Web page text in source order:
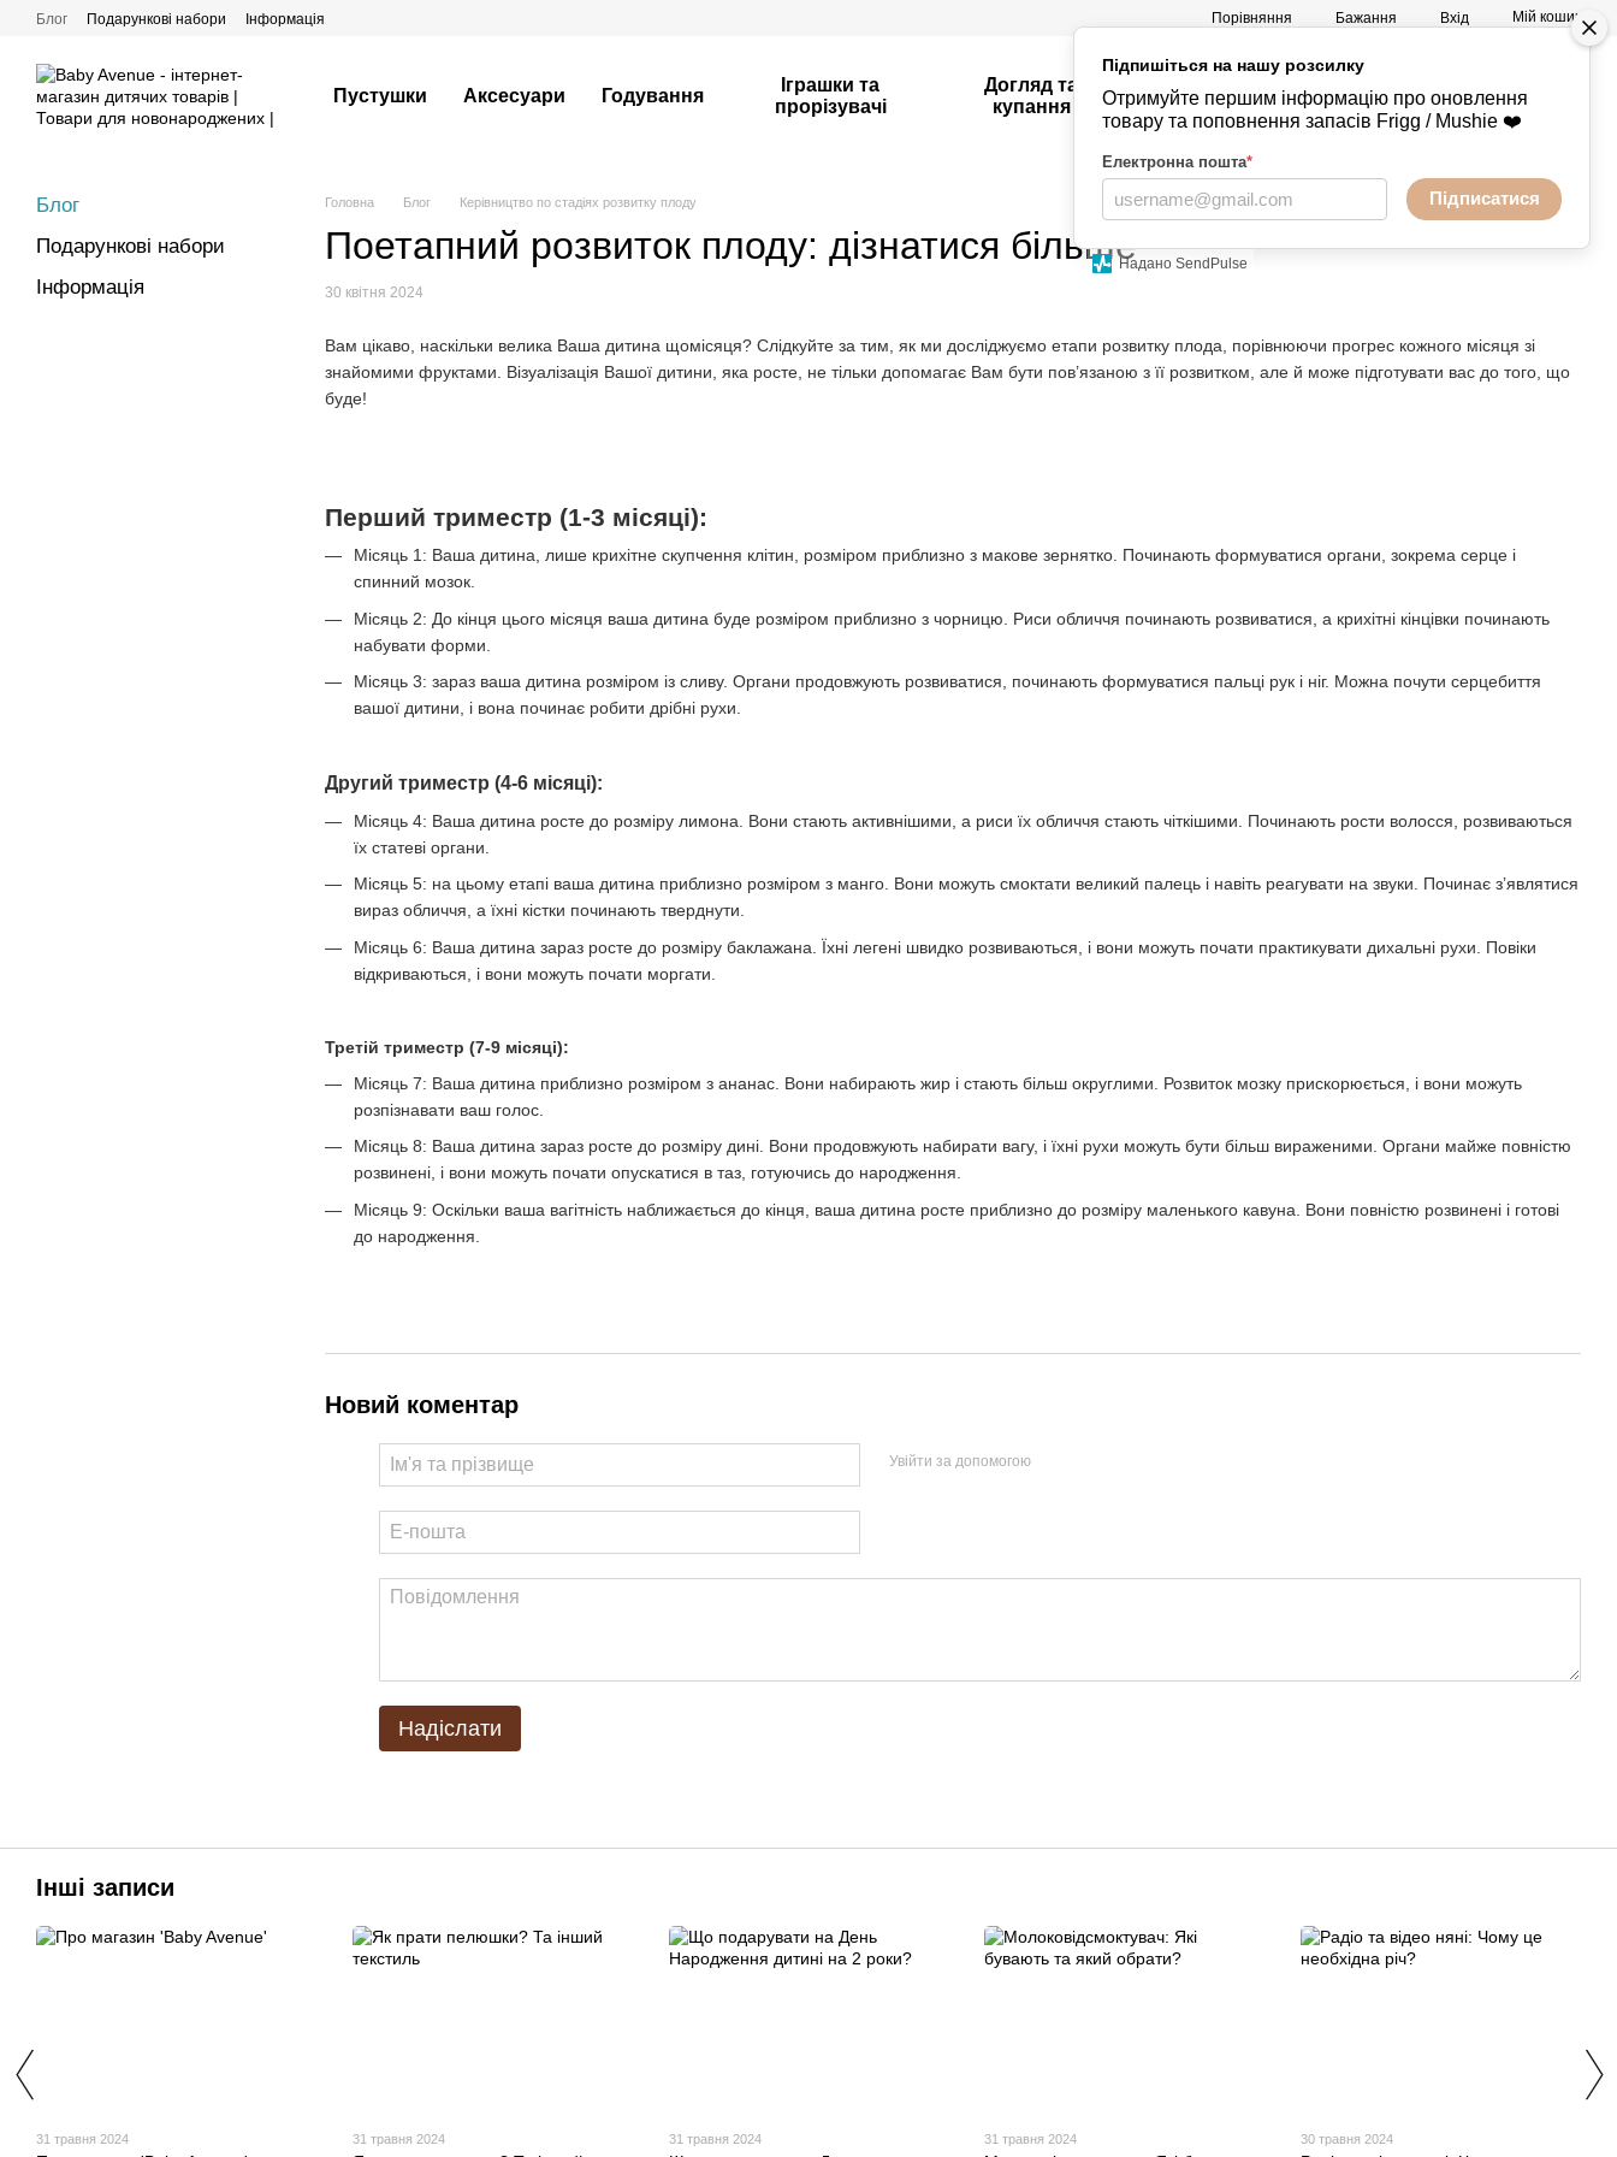
Перейти до основного контенту
Підпишіться на нашу розсилку
Отримуйте першим інформацію про оновлення
товару та поповнення запасів Frigg / Mushie ❤️
Електронна пошта*
Підписатися
Надано SendPulse
Блог Подарункові набори Інформація Порівняння Бажання Вхід Мій кошик
Пустушки Аксесуари Годування
Іграшки та
прорізувачі
Догляд та
купання
Mushie -
Речі
+380730847238
Головна Блог Керівництво по стадіях розвитку плоду
Поетапний розвиток плоду: дізнатися більше
30 квітня 2024
Вам цікаво, наскільки велика Ваша дитина щомісяця? Слідкуйте за тим, як ми досліджуємо етапи розвитку плода, порівнюючи прогрес кожного місяця зі
знайомими фруктами. Візуалізація Вашої дитини, яка росте, не тільки допомагає Вам бути пов’язаною з її розвитком, але й може підготувати вас до того, що
буде!
Перший триместр (1-3 місяці):
Місяць 1: Ваша дитина, лише крихітне скупчення клітин, розміром приблизно з макове зернятко. Починають формуватися органи, зокрема серце і
спинний мозок.
Місяць 2: До кінця цього місяця ваша дитина буде розміром приблизно з чорницю. Риси обличчя починають розвиватися, а крихітні кінцівки починають
набувати форми.
Місяць 3: зараз ваша дитина розміром із сливу. Органи продовжують розвиватися, починають формуватися пальці рук і ніг. Можна почути серцебиття
вашої дитини, і вона починає робити дрібні рухи.
Другий триместр (4-6 місяці):
Місяць 4: Ваша дитина росте до розміру лимона. Вони стають активнішими, а риси їх обличчя стають чіткішими. Починають рости волосся, розвиваються
їх статеві органи.
Місяць 5: на цьому етапі ваша дитина приблизно розміром з манго. Вони можуть смоктати великий палець і навіть реагувати на звуки. Починає з’являтися
вираз обличчя, а їхні кістки починають тверднути.
Місяць 6: Ваша дитина зараз росте до розміру баклажана. Їхні легені швидко розвиваються, і вони можуть почати практикувати дихальні рухи. Повіки
відкриваються, і вони можуть почати моргати.
Третій триместр (7-9 місяці):
Місяць 7: Ваша дитина приблизно розміром з ананас. Вони набирають жир і стають більш округлими. Розвиток мозку прискорюється, і вони можуть
розпізнавати ваш голос.
Місяць 8: Ваша дитина зараз росте до розміру дині. Вони продовжують набирати вагу, і їхні рухи можуть бути більш вираженими. Органи майже повністю
розвинені, і вони можуть почати опускатися в таз, готуючись до народження.
Місяць 9: Оскільки ваша вагітність наближається до кінця, ваша дитина росте приблизно до розміру маленького кавуна. Вони повністю розвинені і готові
до народження.
Новий коментар
Увійти за допомогою
Надіслати
Блог
Подарункові набори
Інформація
Інші записи
31 травня 2024 31 травня 2024 31 травня 2024 31 травня 2024 30 травня 2024